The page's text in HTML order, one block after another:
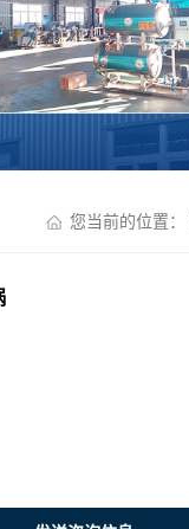
您当前的位置：